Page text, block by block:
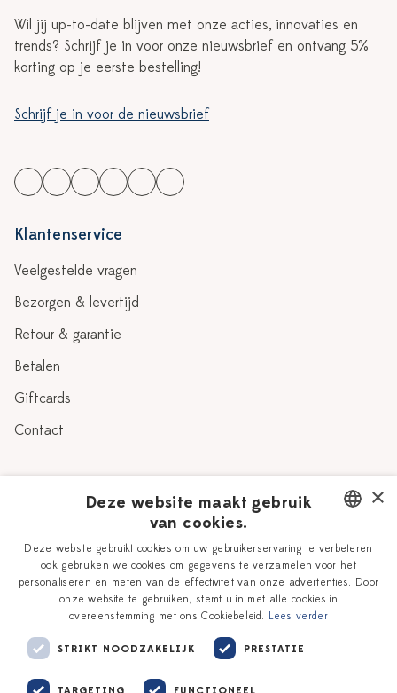
Wil jij up-to-date blijven met onze acties, innovaties en
trends? Schrijf je in voor onze nieuwsbrief en ontvang 5%
korting op je eerste bestelling!
Schrijf je in voor de nieuwsbrief
Klantenservice
Veelgestelde vragen
Bezorgen & levertijd
Retour & garantie
Betalen
Giftcards
Contact
Verhaal
Onze plateelschilders
Delfts Blauw
Workshops
Vacatures
Zakelijk
DUTCH
ENGLISH
×
Deze website maakt gebruik
van cookies.
Deze website gebruikt cookies om uw gebruikerservaring te verbeteren
ook gebruiken we cookies om gegevens te verzamelen voor het
personaliseren en meten van de effectiviteit van onze advertenties. Door
onze website te gebruiken, stemt u in met alle cookies in
overeenstemming met ons Cookiebeleid. Lees verder
STRIKT NOODZAKELIJK PRESTATIE
TARGETING FUNCTIONEEL